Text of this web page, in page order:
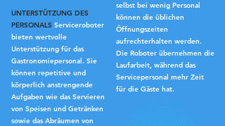
selbst bei wenig Personal
können die üblichen
Öffnungszeiten
aufrechterhalten werden.
Die Roboter übernehmen die
Laufarbeit, während das
Servicepersonal mehr Zeit
für die Gäste hat.
UNTERSTÜTZUNG DES
PERSONALS Serviceroboter
bieten wertvolle
Unterstützung für das
Gastronomiepersonal. Sie
können repetitive und
körperlich anstrengende
Aufgaben wie das Servieren
von Speisen und Getränken
sowie das Abräumen von